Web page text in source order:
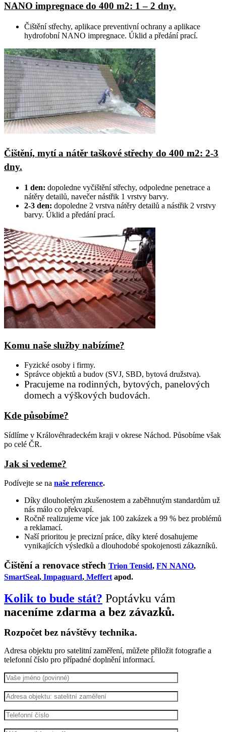
NANO impregnace do 400 m2: 1 – 2 dny.
Čištění střechy, aplikace preventivní ochrany a aplikace
hydrofobní NANO impregnace. Úklid a předání prací.
Čištění, mytí a nátěr taškové střechy do 400 m2: 2-3
dny.
1 den: dopoledne vyčištění střechy, odpoledne penetrace a
nátěry detailů, navečer nástřik 1 vrstvy barvy.
2-3 den: dopoledne 2 vrstva nátěry detailů a nástřik 2 vrstvy
barvy. Úklid a předání prací.
Komu naše služby nabízíme?
Fyzické osoby i firmy.
Správce objektů a budov (SVJ, SBD, bytová družstva).
Pracujeme na rodinných, bytových, panelových
domech a výškových budovách.
Kde působíme?
Sídlíme v Královéhradeckém kraji v okrese Náchod. Působíme však
po celé ČR.
Jak si vedeme?
Podívejte se na naše reference.
Díky dlouholetým zkušenostem a zaběhnutým standardům už
nás málo co překvapí.
Ročně realizujeme více jak 100 zakázek a 99 % bez problémů
a reklamací.
Naší prioritou je precizní práce, díky které dosahujeme
vynikajících výsledků a dlouhodobé spokojenosti zákazníků.
Čištění a renovace střech Trion Tensid, FN NANO,
SmartSeal, Impaguard, Meffert apod.
Kolik to bude stát? Poptávku vám
naceníme zdarma a bez závazků.
Rozpočet bez návštěvy technika.
Adresa objektu pro satelitní zaměření, můžete přiložit fotografie a
telefonní číslo pro případné doplnění informací.